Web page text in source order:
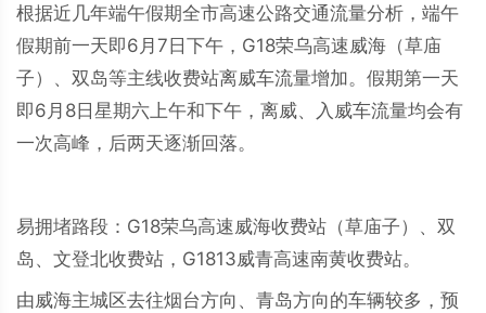
根据近几年端午假期全市高速公路交通流量分析，端午
假期前一天即6月7日下午，G18荣乌高速威海（草庙
子）、双岛等主线收费站离威车流量增加。假期第一天
即6月8日星期六上午和下午，离威、入威车流量均会有
一次高峰，后两天逐渐回落。
易拥堵路段：G18荣乌高速威海收费站（草庙子）、双
岛、文登北收费站，G1813威青高速南黄收费站。
由威海主城区去往烟台方向、青岛方向的车辆较多，预